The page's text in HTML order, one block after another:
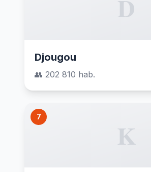
D
Djougou
👥 202 810 hab.
7
K